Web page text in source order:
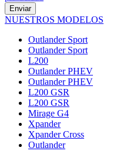
Enviar
NUESTROS MODELOS
Outlander Sport
Outlander Sport
L200
Outlander PHEV
Outlander PHEV
L200 GSR
L200 GSR
Mirage G4
Xpander
Xpander Cross
Outlander